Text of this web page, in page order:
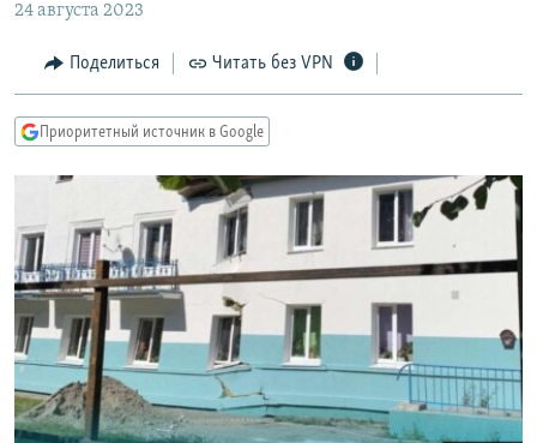
Вернутся
Вернутся
МНЕНИЯ
КУЛЬТУРА
КАВКАЗ.РЕАЛИИ
СИБИРЬ.РЕАЛИИ
РАСПИСАНИЕ ВЕЩАНИЯ
ПОДПИШИТЕСЬ НА РАССЫЛКУ
СОЦИАЛЬНЫЕ СЕТИ
24 августа 2023
Поделиться Читать без VPN
Приоритетный источник в Google